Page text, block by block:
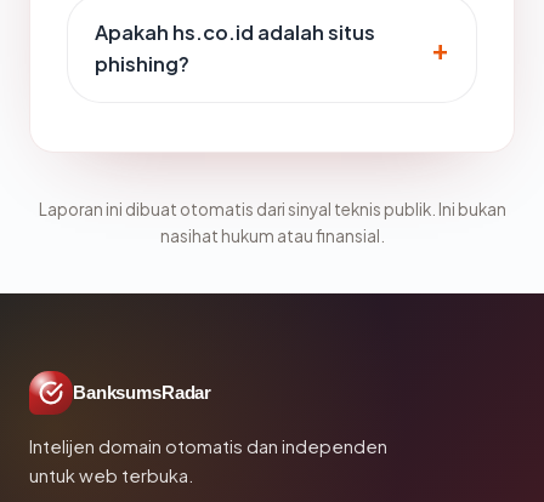
Apakah hs.co.id adalah situs
phishing?
Laporan ini dibuat otomatis dari sinyal teknis publik. Ini bukan
nasihat hukum atau finansial.
BanksumsRadar
Intelijen domain otomatis dan independen
untuk web terbuka.